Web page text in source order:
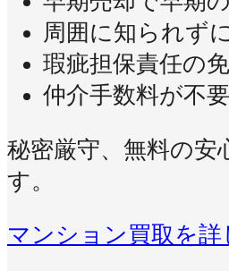
周囲に知られず
瑕疵担保責任の
仲介手数料が不要
秘密厳守、無料の安
す。
マンション買取を詳